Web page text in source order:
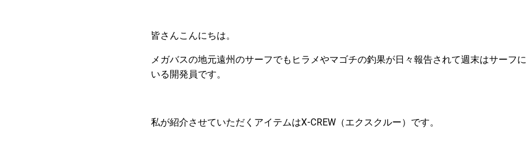
皆さんこんにちは。
メガバスの地元遠州のサーフでもヒラメやマゴチの釣果が日々報告されて週末はサーフ
いる開発員です。
私が紹介させていただくアイテムはX-CREW（エクスクルー）です。